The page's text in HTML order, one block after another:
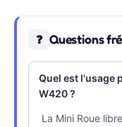
❓ Questions
Quel est l'usage
W420 ?
La Mini Roue